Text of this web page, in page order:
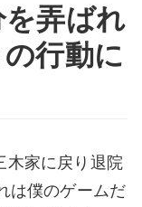
弄ばれ
行動に
木家に戻り退院
は僕のゲームだ